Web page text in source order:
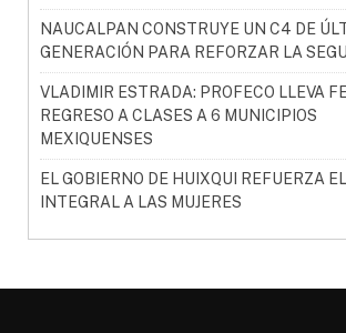
NAUCALPAN CONSTRUYE UN C4 DE
GENERACIÓN PARA REFORZAR LA
VLADIMIR ESTRADA: PROFECO LLEVA
REGRESO A CLASES A 6 MUNICIPIOS
MEXIQUENSES
EL GOBIERNO DE HUIXQUI REFUERZA
INTEGRAL A LAS MUJERES